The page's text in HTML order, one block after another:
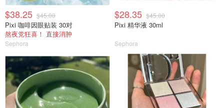
$38.25 $45.00
Pixi 咖啡因眼贴装 30对
熬夜党狂喜！ 直接消肿
Sephora
$28.35 $45.00
Pixi 精华液 30ml
Sephora